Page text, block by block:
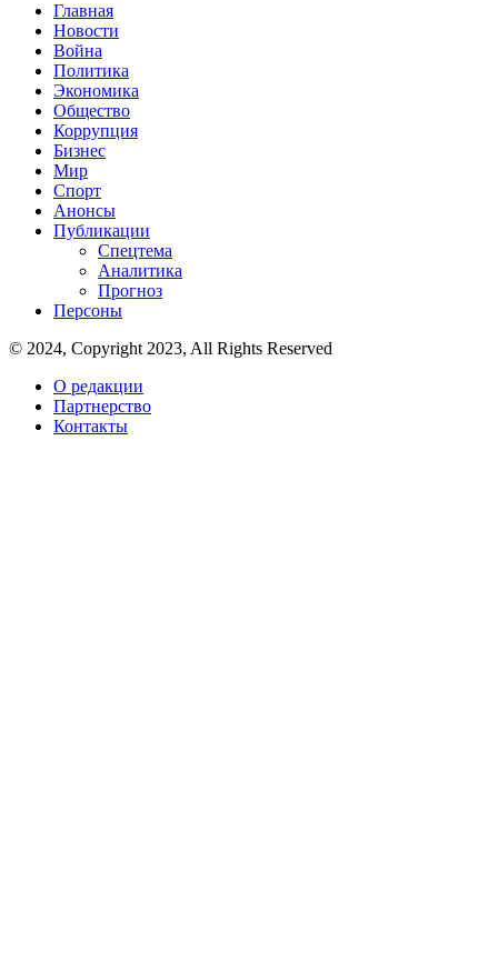
Главная
Новости
Война
Политика
Экономика
Общество
Коррупция
Бизнес
Мир
Спорт
Анонсы
Публикации
Спецтема
Аналитика
Прогноз
Персоны
© 2024, Copyright 2023, All Rights Reserved
О редакции
Партнерство
Контакты